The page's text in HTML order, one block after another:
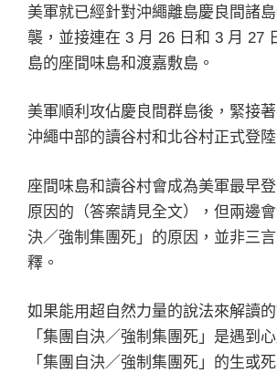
美軍就已經針對沖繩離島慶良間諸
襲，並接連在 3 月 26 日和 3 月 27
島的座間味島和渡嘉敷島。
美軍順利攻佔慶良間群島後，緊接
沖繩中部的讀谷村和北谷村正式登陸
座間味島和讀谷村會成為美軍最早
原因的（答案請見全文），但兩邊
決／強制集團死」的原因，並非三
釋。
如果能用超自然力量的說法來解讀
「集團自決／強制集團死」是遇到
「集團自決／強制集團死」的生或